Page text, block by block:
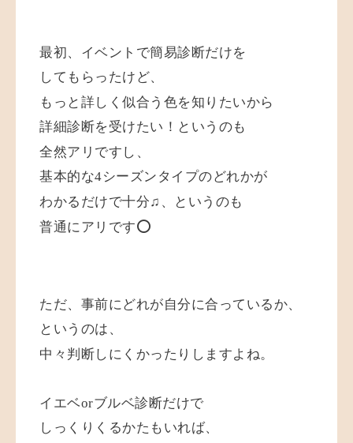
最初、イベントで簡易診断だけを
してもらったけど、
もっと詳しく似合う色を知りたいから
詳細診断を受けたい！というのも
全然アリですし、
基本的な4シーズンタイプのどれかが
わかるだけで十分♫、というのも
普通にアリです⭕️
ただ、事前にどれが自分に合っているか、
というのは、
中々判断しにくかったりしますよね。
イエベorブルベ診断だけで
しっくりくるかたもいれば、